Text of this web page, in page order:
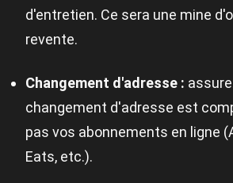
d'entretien. Ce sera une mine
revente.
Changement d'adresse :
changement d'adresse est
pas vos abonnements en ligne
Eats, etc.).